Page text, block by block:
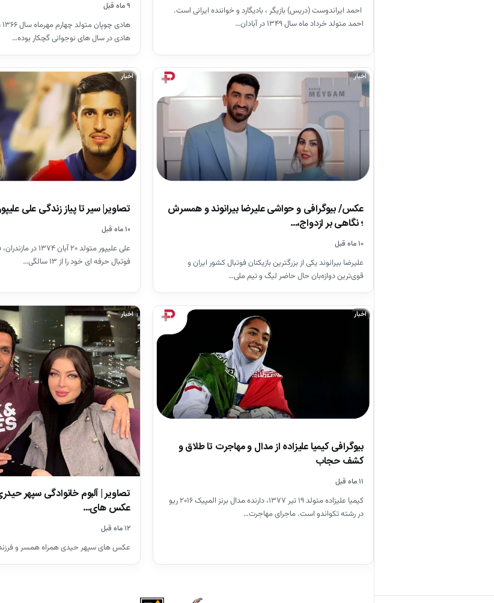
احمد ایراندوست (دریس) بازیگر ، بادیگارد و خواننده ایرانی است.
احمد متولد خرداد ماه سال ۱۳۴۹ در آبادان…
۹ ماه قبل
هادی در سال های نوجوانی گچکار بوده…
اخبار
عکس/ بیوگرافی و حواشی علیرضا بیرانوند و همسرش
؛ نگاهی بر ازدواج،…
۱۰ ماه قبل
علیرضا بیرانوند یکی از بزرگترین بازیکنان فوتبال کشور ایران و
قوی‌ترین دوازه‌بان حال حاضر لیگ و تیم ملی…
اخبار
تصاویر| سیر تا پیاز زندگی علی
۱۰ ماه قبل
علی علیپور متولد ۲۰
فوتبال حرفه ای خود را از ۱۳ سالگی…
اخبار
بیوگرافی کیمیا علیزاده از مدال و مهاجرت تا طلاق و
کشف حجاب
۱۱ ماه قبل
کیمیا علیزاده متولد ۱۹ تیر ۱۳۷۷، دارنده مدال برنز المپیک ۲۰۱۶ ریو
در رشته تکواندو است. ماجرای مهاجرت…
اخبار
تصاویر | آلبوم خانوادگی سپهر
عکس های…
۱۲ ماه قبل
عکس های سپهر حیدی همراه همسر و